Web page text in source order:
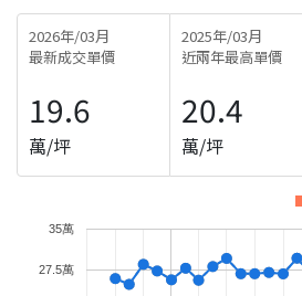
2026年/03月
最新成交單價
19.6
萬/坪
2025年/03月
近兩年最高單價
20.4
萬/坪
27.5萬
35萬